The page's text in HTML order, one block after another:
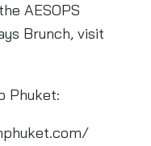
AESOPS
Brunch, visit
Phuket: